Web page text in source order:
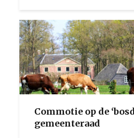
Commotie op de
gemeenteraad